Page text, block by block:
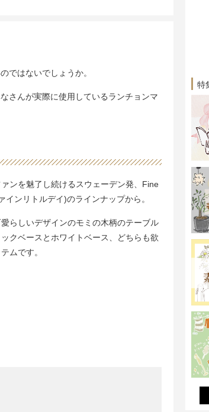
ではないでしょうか。
さんが実際に使用しているランチョンマ
ァンを魅了し続けるスウェーデン発、Fine
インリトルデイ)のラインナップから。
らしいデザインのモミの木柄のテーブル
クベースとホワイトベース、どちらも欲
ムです。
特